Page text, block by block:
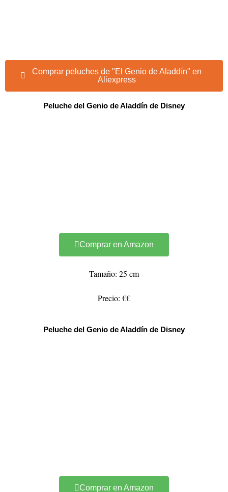
Comprar peluches de "El Genio de Aladdín" en
Aliexpress
Peluche del Genio de Aladdín de Disney
Comprar en Amazon
Tamaño: 25 cm
Precio: €€
Peluche del Genio de Aladdín de Disney
Comprar en Amazon